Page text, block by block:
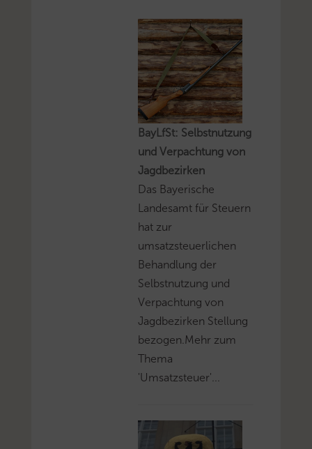
BayLfSt: Selbstnutzung
und Verpachtung von
Jagdbezirken
Das Bayerische
Landesamt für Steuern
hat zur
umsatzsteuerlichen
Behandlung der
Selbstnutzung und
Verpachtung von
Jagdbezirken Stellung
bezogen.Mehr zum
Thema
'Umsatzsteuer'...